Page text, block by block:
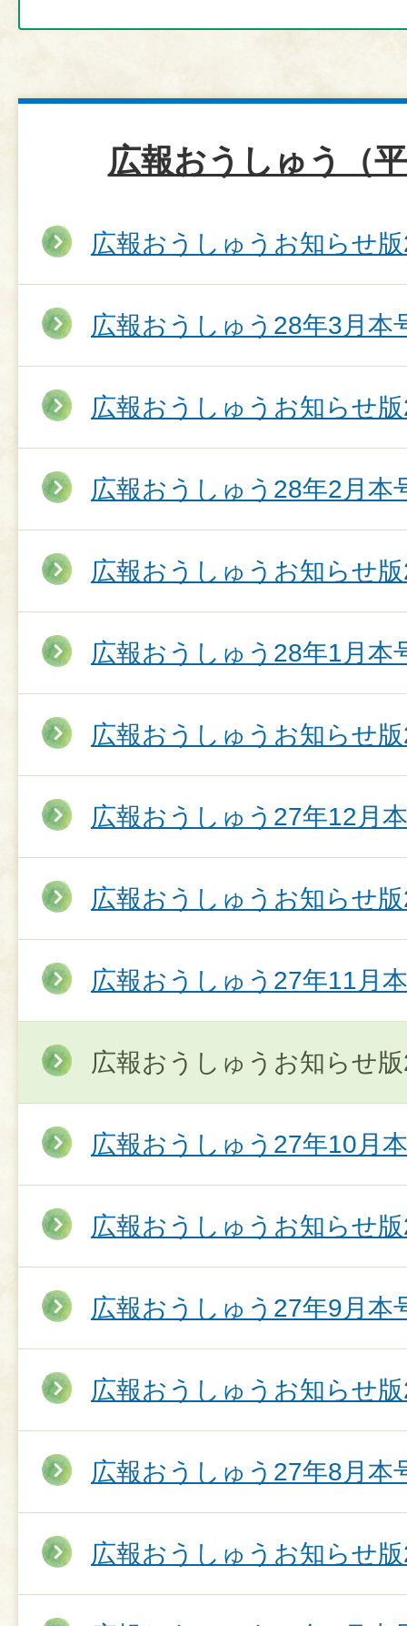
広報おうしゅう（
広報おうしゅうお知らせ
広報おうしゅう28年3月本
広報おうしゅうお知らせ
広報おうしゅう28年2月本
広報おうしゅうお知らせ
広報おうしゅう28年1月本
広報おうしゅうお知らせ
広報おうしゅう27年12月
広報おうしゅうお知らせ
広報おうしゅう27年11月
広報おうしゅうお知らせ
広報おうしゅう27年10月
広報おうしゅうお知らせ
広報おうしゅう27年9月本
広報おうしゅうお知らせ
広報おうしゅう27年8月本
広報おうしゅうお知らせ